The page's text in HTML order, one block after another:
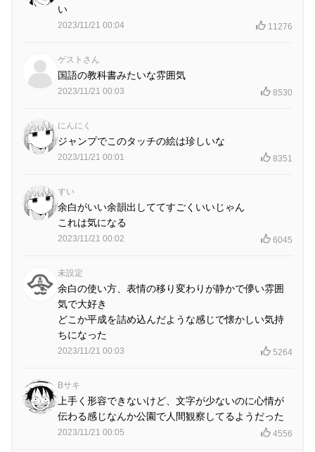
い
2023/11/21 00:04 11276
ゲストさん
国語の教科書みたいな雰囲気
2023/11/21 00:03 8530
にんにく
ジャンプでこのタッチの絵は珍しいな
2023/11/21 00:01 8351
すい
余白がいい余韻出しててすごくいいじゃん
これは気になる
2023/11/21 00:02 6045
未設定
余白の使い方、表情の移り変わりが静かで儚い雰囲
気で大好き
どこか平成を詰め込んだような感じで懐かしい気持
ちになった
2023/11/21 00:03 5264
Bサキ
上手く形容できないけど、文字が少ないのに心情が
伝わる感じなんか公園で人間観察してるようだった
2023/11/21 00:05 4556